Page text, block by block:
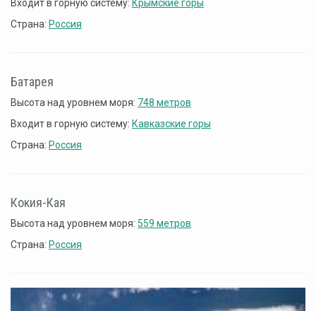
Входит в горную систему: Крымские горы
Страна: Россия
Батарея
Высота над уровнем моря: 748 метров
Входит в горную систему: Кавказские горы
Страна: Россия
Кокия-Кая
Высота над уровнем моря: 559 метров
Страна: Россия